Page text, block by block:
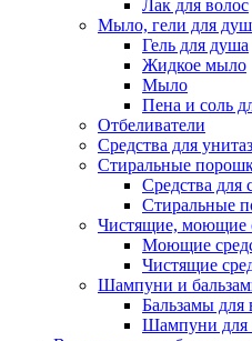
Лак для волос
Мыло, гели для
Гель для душа
Жидкое мыло
Мыло
Пена и соль
Отбеливатели
Средства для
Стиральные
Средства для
Стиральные
Чистящие, моющие
Моющие
Чистящие
Шампуни и
Бальзамы для
Шампуни для